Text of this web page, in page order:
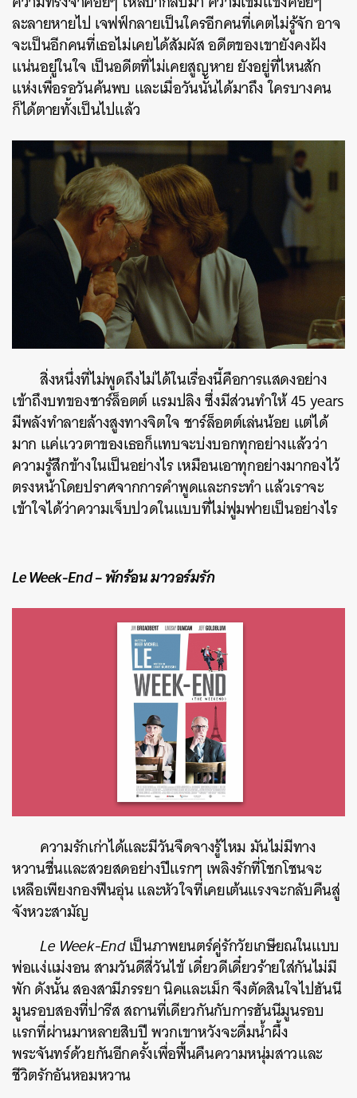
ละลายหายไป เจฟฟ์กลายเป็นใครอีกคนที่เคตไม่รู้จัก อาจ
จะเป็นอีกคนที่เธอไม่เคยได้สัมผัส อดีตของเขายังคงฝัง
แน่นอยู่ในใจ เป็นอดีตที่ไม่เคยสูญหาย ยังอยู่ที่ไหนสัก
แห่งเพื่อรอวันค้นพบ และเมื่อวันนั้นได้มาถึง ใครบางคน
ก็ได้ตายทั้งเป็นไปแล้ว
สิ่งหนึ่งที่ไม่พูดถึงไม่ได้ในเรื่องนี้คือการแสดงอย่าง
เข้าถึงบทของชาร์ล็อตต์ แรมปลิง ซึ่งมีส่วนทำให้ 45 years
มีพลังทำลายล้างสูงทางจิตใจ ชาร์ล็อตต์เล่นน้อย แต่ได้
มาก แค่แววตาของเธอก็แทบจะบ่งบอกทุกอย่างแล้วว่า
ความรู้สึกข้างในเป็นอย่างไร เหมือนเอาทุกอย่างมากองไว้
ตรงหน้าโดยปราศจากการคำพูดและกระทำ แล้วเราจะ
เข้าใจได้ว่าความเจ็บปวดในแบบที่ไม่ฟูมฟายเป็นอย่างไร
Le Week-End – พักร้อน มาวอร์มรัก
ความรักเก่าได้และมีวันจืดจางรู้ไหม มันไม่มีทาง
หวานชื่นและสวยสดอย่างปีแรกๆ เพลิงรักที่โชกโชนจะ
เหลือเพียงกองฟืนอุ่น และหัวใจที่เคยเต้นแรงจะกลับคืนสู่
จังหวะสามัญ
Le Week-Endเป็นภาพยนตร์คู่รักวัยเกษียณในแบบ
พ่อแง่แม่งอน สามวันดีสี่วันไข้ เดี๋ยวดีเดี๋ยวร้ายใส่กันไม่มี
พัก ดังนั้น สองสามีภรรยา นิคและเม็ก จึงตัดสินใจไปฮันนี
มูนรอบสองที่ปารีส สถานที่เดียวกันกับการฮันนีมูนรอบ
แรกที่ผ่านมาหลายสิบปี พวกเขาหวังจะดื่มน้ำผึ้ง
พระจันทร์ด้วยกันอีกครั้งเพื่อฟื้นคืนความหนุ่มสาวและ
ชีวิตรักอันหอมหวาน